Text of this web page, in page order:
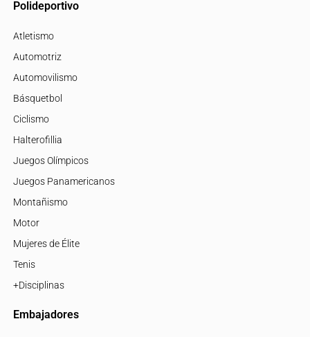
Polideportivo
Atletismo
Automotriz
Automovilismo
Básquetbol
Ciclismo
Halterofillia
Juegos Olímpicos
Juegos Panamericanos
Montañismo
Motor
Mujeres de Élite
Tenis
+Disciplinas
Embajadores